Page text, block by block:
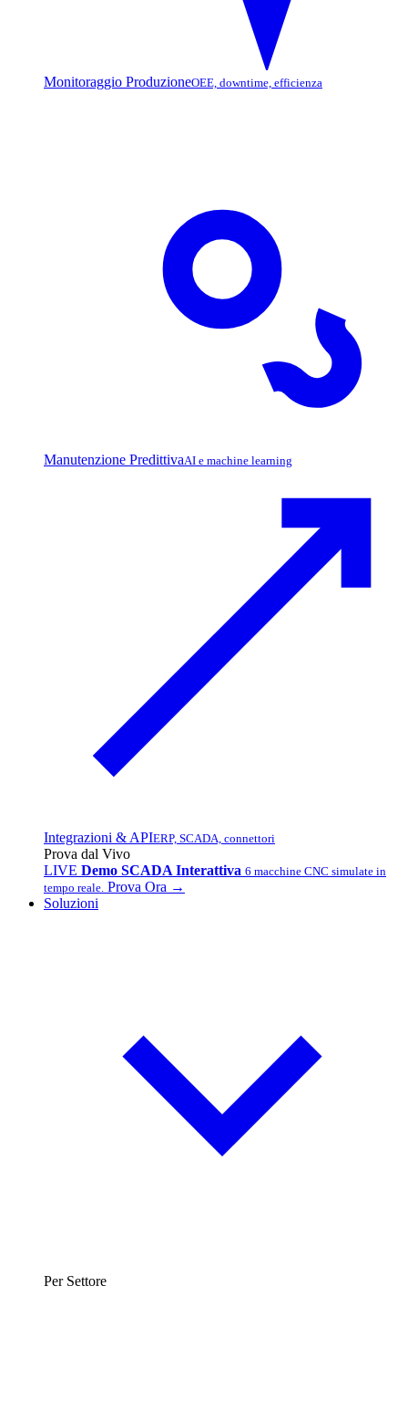
Monitoraggio ProduzioneOEE, downtime, efficienza
Manutenzione PredittivaAI e machine learning
Integrazioni & APIERP, SCADA, connettori
Prova dal Vivo
LIVE Demo SCADA Interattiva 6 macchine CNC simulate in
tempo reale. Prova Ora →
Soluzioni
Per Settore